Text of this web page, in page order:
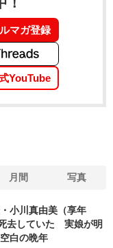
マガ登録
YouTube
月間 写真
小川真由美（享年
去していた 実娘が明
白の晩年